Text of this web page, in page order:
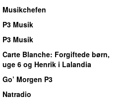
Musikchefen
P3 Musik
P3 Musik
Carte Blanche: Forgiftede børn,
uge 6 og Henrik i Lalandia
Go’ Morgen P3
Natradio